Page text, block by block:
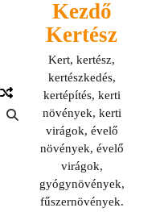
Kezdő
Kertész
Kert, kertész,
kertészkedés,
kertépítés, kerti
növények, kerti
virágok, évelő
növények, évelő
virágok,
gyógynövények,
fűszernövények.